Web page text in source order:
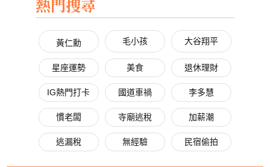
熱門搜尋
黃仁勳 毛小孩 大谷翔平
星座運勢 美食 退休理財
IG熱門打卡 國道車禍 李多慧
慣老闆 寺廟逃稅 加薪潮
逃漏稅 無經驗 民宿偷拍